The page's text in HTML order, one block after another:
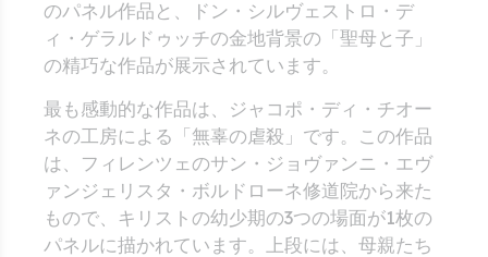
のパネル作品と、ドン・シルヴェストロ・デ
ィ・ゲラルドゥッチの金地背景の「聖母と子」
の精巧な作品が展示されています。
最も感動的な作品は、ジャコポ・ディ・チオー
ネの工房による「無辜の虐殺」です。この作品
は、フィレンツェのサン・ジョヴァンニ・エヴ
ァンジェリスタ・ボルドローネ修道院から来た
もので、キリストの幼少期の3つの場面が1枚の
パネルに描かれています。上段には、母親たち